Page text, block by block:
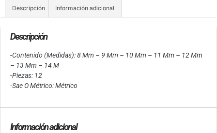
Descripción Información adicional
Descripción
-Contenido (Medidas): 8 Mm – 9 Mm – 10 Mm – 11 Mm – 12 Mm
– 13 Mm – 14 M
-Piezas: 12
-Sae O Métrico: Métrico
Información adicional